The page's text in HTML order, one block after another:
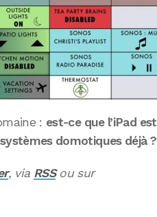
: est-ce que l’iPad est
domotiques déjà ?
, via RSSou sur